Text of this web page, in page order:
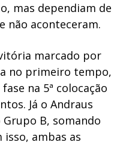
mas dependiam de
não aconteceram.
marcado por
no primeiro tempo,
na 5ª colocação
Já o Andraus
B, somando
isso, ambas as